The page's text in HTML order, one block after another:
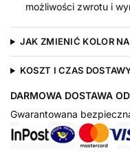
możliwości zwrotu i
JAK ZMIENIĆ KOLOR
KOSZT I CZAS
DARMOWA DOSTAWA
Gwarantowana